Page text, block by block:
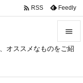
オススメなものをご紹



 RSS Feedly